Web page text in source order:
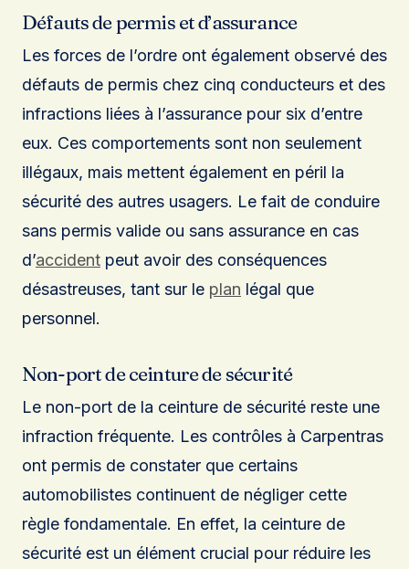
Défauts de permis et d’assurance
Les forces de l’ordre ont également observé des
défauts de permis chez cinq conducteurs et des
infractions liées à l’assurance pour six d’entre
eux. Ces comportements sont non seulement
illégaux, mais mettent également en péril la
sécurité des autres usagers. Le fait de conduire
sans permis valide ou sans assurance en cas
d’accident peut avoir des conséquences
désastreuses, tant sur le plan légal que
personnel.
Non-port de ceinture de sécurité
Le non-port de la ceinture de sécurité reste une
infraction fréquente. Les contrôles à Carpentras
ont permis de constater que certains
automobilistes continuent de négliger cette
règle fondamentale. En effet, la ceinture de
sécurité est un élément crucial pour réduire les